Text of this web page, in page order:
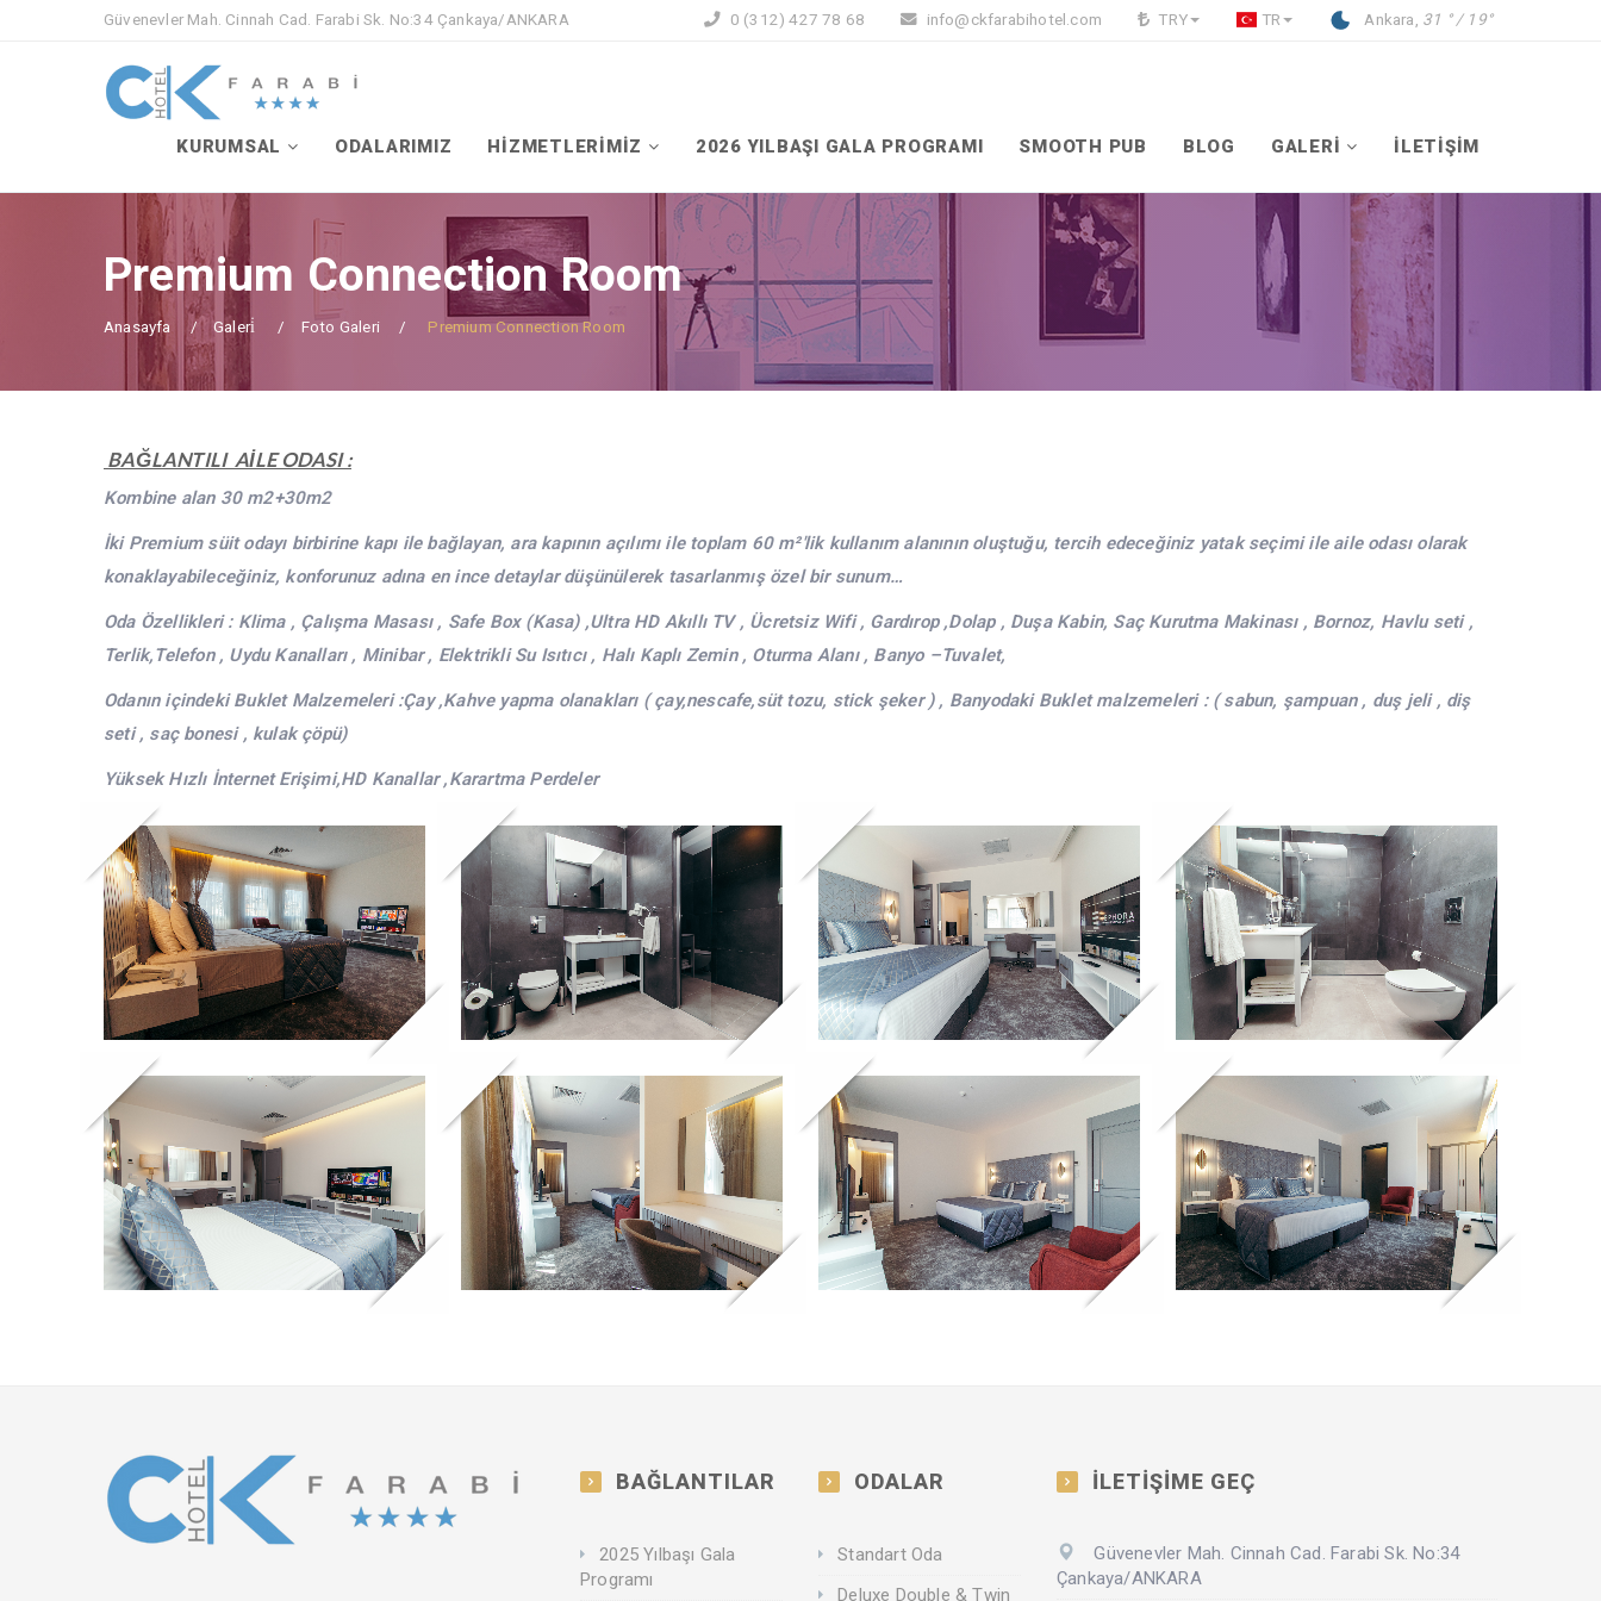
Güvenevler Mah. Cinnah Cad. Farabi Sk. No:34 Çankaya/ANKARA 0 (312) 427 78 68 info@ckfarabihotel.com TRY TR Ankara, 31 ° / 19°
KURUMSAL ODALARIMIZ HİZMETLERİMİZ 2026 YILBAŞI GALA PROGRAMI SMOOTH PUB BLOG GALERİ İLETİŞİM
Premium Connection Room
Anasayfa Galeri̇ Foto Galeri Premium Connection Room
BAĞLANTILI AİLE ODASI :
Kombine alan 30 m2+30m2
İki Premium süit odayı birbirine kapı ile bağlayan, ara kapının açılımı ile toplam 60 m²'lik kullanım alanının oluştuğu, tercih edeceğiniz yatak seçimi ile aile odası olarak
konaklayabileceğiniz, konforunuz adına en ince detaylar düşünülerek tasarlanmış özel bir sunum…
Oda Özellikleri : Klima , Çalışma Masası , Safe Box (Kasa) ,Ultra HD Akıllı TV , Ücretsiz Wifi , Gardırop ,Dolap , Duşa Kabin, Saç Kurutma Makinası , Bornoz, Havlu seti ,
Terlik,Telefon , Uydu Kanalları , Minibar , Elektrikli Su Isıtıcı , Halı Kaplı Zemin , Oturma Alanı , Banyo –Tuvalet,
Odanın içindeki Buklet Malzemeleri :Çay ,Kahve yapma olanakları ( çay,nescafe,süt tozu, stick şeker ) , Banyodaki Buklet malzemeleri : ( sabun, şampuan , duş jeli , diş
seti , saç bonesi , kulak çöpü)
Yüksek Hızlı İnternet Erişimi,HD Kanallar ,Karartma Perdeler
BAĞLANTILAR
2025 Yılbaşı Gala
Programı
ODALAR
Standart Oda
Deluxe Double & Twin
İLETİŞİME GEÇ
Güvenevler Mah. Cinnah Cad. Farabi Sk. No:34
Çankaya/ANKARA